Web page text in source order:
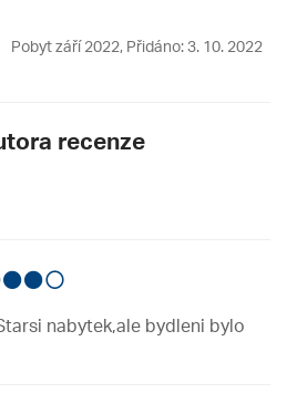
Pobyt září 2022, Přidáno: 3. 10. 2022
recenze
nabytek,ale bydleni bylo